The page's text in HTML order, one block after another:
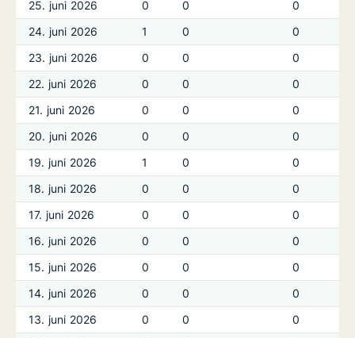
25. juni 2026 0 0
0
24. juni 2026
1 0
0
23. juni 2026
0 0
0
22. juni 2026
0 0
0
21. juni 2026
0 0
0
20. juni 2026
0 0
0
19. juni 2026
1 0
0
18. juni 2026
0 0
0
17. juni 2026
0 0
0
16. juni 2026
0 0
0
15. juni 2026
0 0
0
14. juni 2026
0 0
0
13. juni 2026
0 0
0